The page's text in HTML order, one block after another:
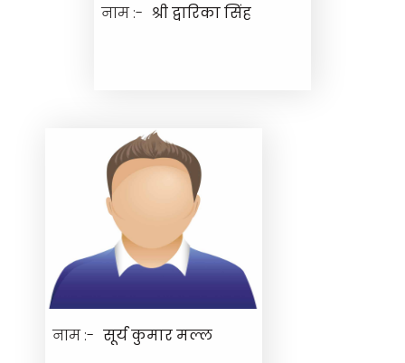
नाम :- श्री द्वारिका सिंह
नाम :- सूर्य कुमार मल्ल